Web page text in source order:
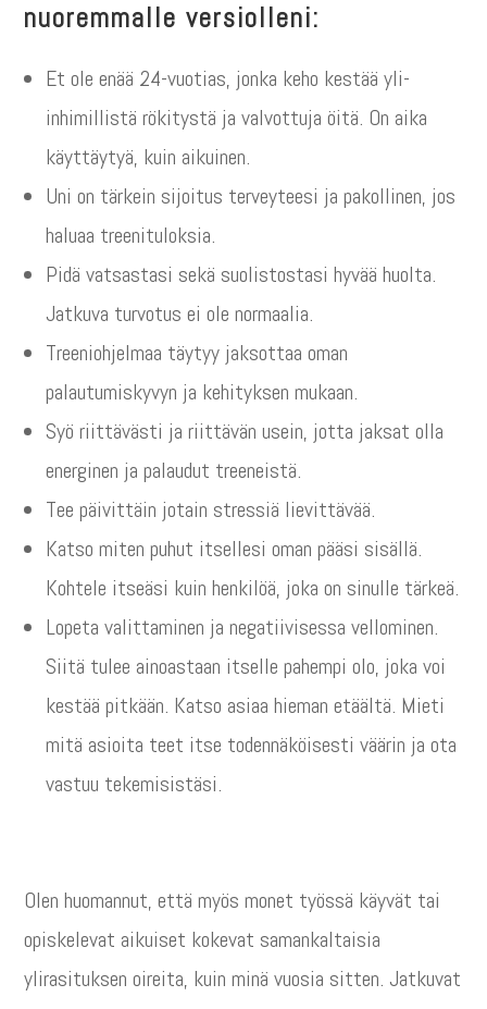
nuoremmalle versiolleni:
Et ole enää 24-vuotias, jonka keho kestää yli-
inhimillistä rökitystä ja valvottuja öitä. On aika
käyttäytyä, kuin aikuinen.
Uni on tärkein sijoitus terveyteesi ja pakollinen, jos
haluaa treenituloksia.
Pidä vatsastasi sekä suolistostasi hyvää huolta.
Jatkuva turvotus ei ole normaalia.
Treeniohjelmaa täytyy jaksottaa oman
palautumiskyvyn ja kehityksen mukaan.
Syö riittävästi ja riittävän usein, jotta jaksat olla
energinen ja palaudut treeneistä.
Tee päivittäin jotain stressiä lievittävää.
Katso miten puhut itsellesi oman pääsi sisällä.
Kohtele itseäsi kuin henkilöä, joka on sinulle tärkeä.
Lopeta valittaminen ja negatiivisessa vellominen.
Siitä tulee ainoastaan itselle pahempi olo, joka voi
kestää pitkään. Katso asiaa hieman etäältä. Mieti
mitä asioita teet itse todennäköisesti väärin ja ota
vastuu tekemisistäsi.
Olen huomannut, että myös monet työssä käyvät tai
opiskelevat aikuiset kokevat samankaltaisia
ylirasituksen oireita, kuin minä vuosia sitten. Jatkuvat